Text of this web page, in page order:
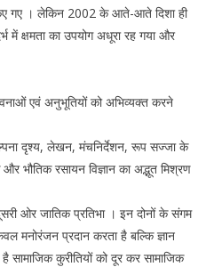
गए । लेकिन 2002 के आते-आते दिशा ही
में क्षमता का उपयोग अधूरा रह गया और
एवं अनुभूतियों को अभिव्यक्त करने
दृश्य, लेखन, मंचनिर्देशन, रूप सज्जा के
भौतिक रसायन विज्ञान का अद्भूत मिश्रण
ओर जातिक प्रतिभा । इन दोनों के संगम
मनोरंजन प्रदान करता है बल्कि ज्ञान
सामाजिक कुरीतियों को दूर कर सामाजिक